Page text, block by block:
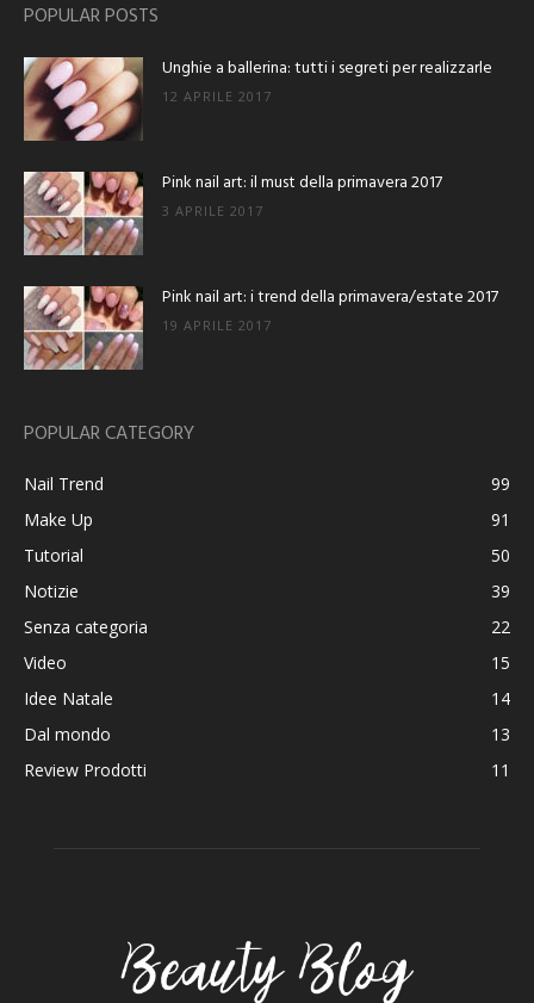
POPULAR POSTS
Unghie a ballerina: tutti i segreti per realizzarle
12 APRILE 2017
Pink nail art: il must della primavera 2017
3 APRILE 2017
Pink nail art: i trend della primavera/estate 2017
19 APRILE 2017
POPULAR CATEGORY
Nail Trend
99
Make Up
91
Tutorial
50
Notizie
39
Senza categoria
22
Video
15
Idee Natale
14
Dal mondo
13
Review Prodotti
11